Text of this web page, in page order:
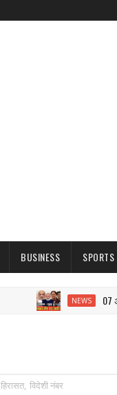
BUSINESS SPORTS
NEWS 07
, विदेशी नंबर